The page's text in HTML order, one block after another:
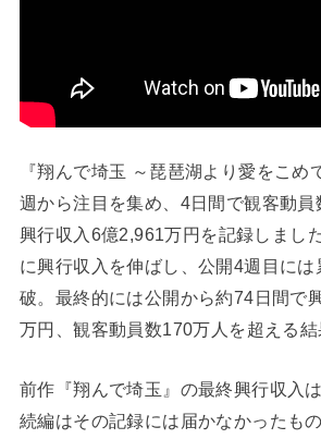
『翔んで埼玉 ～琵琶湖より愛をこめ
週から注目を集め、4日間で観客動員
興行収入6億2,961万円を記録しまし
に興行収入を伸ばし、公開4週目に
破。最終的には公開から約74日間で
万円、観客動員数170万人を超える結
前作『翔んで埼玉』の最終興行収入
続編はその記録には届かなかったも